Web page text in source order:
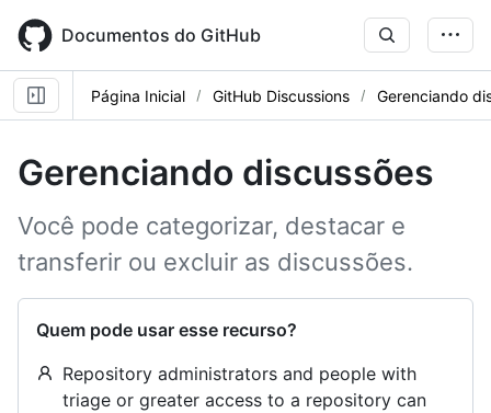
main
content
Documentos do GitHub
Página Inicial GitHub Discussions Gerenciando
Gerenciando discussões
Você pode categorizar, destacar e
transferir ou excluir as discussões.
Quem pode usar esse recurso?
Repository administrators and people with
triage or greater access to a repository can